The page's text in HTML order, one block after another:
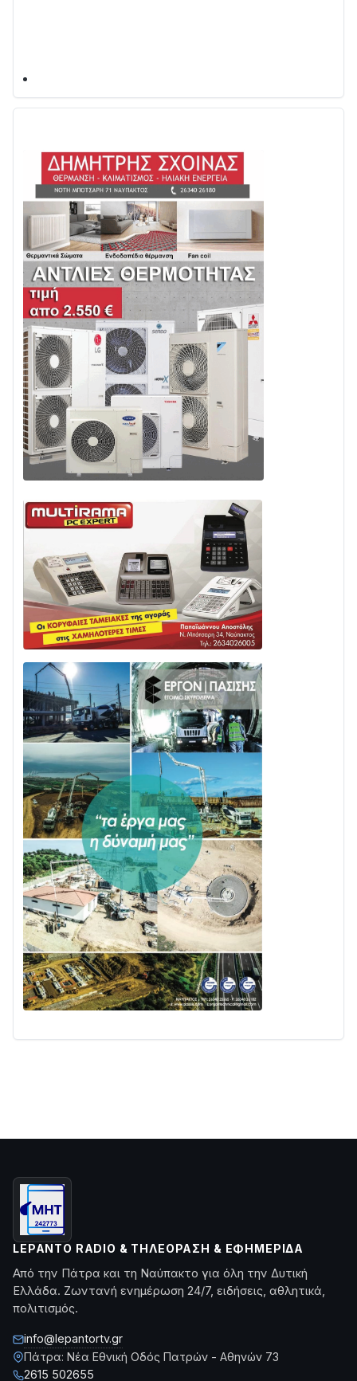
LEPANTO RADIO & ΤΗΛΕΌΡΑΣΗ & ΕΦΗΜΕΡΊΔΑ
Από την Πάτρα και τη Ναύπακτο για όλη την Δυτική
Ελλάδα. Ζωντανή ενημέρωση 24/7, ειδήσεις, αθλητικά,
πολιτισμός.
info@lepantortv.gr
Πάτρα: Νέα Εθνική Οδός Πατρών - Αθηνών 73
2615 502655